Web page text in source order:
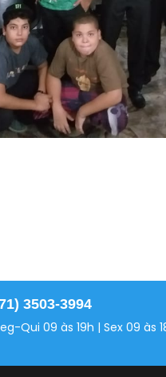
3503-3994
Qui 09 às 19h | Sex 09 às